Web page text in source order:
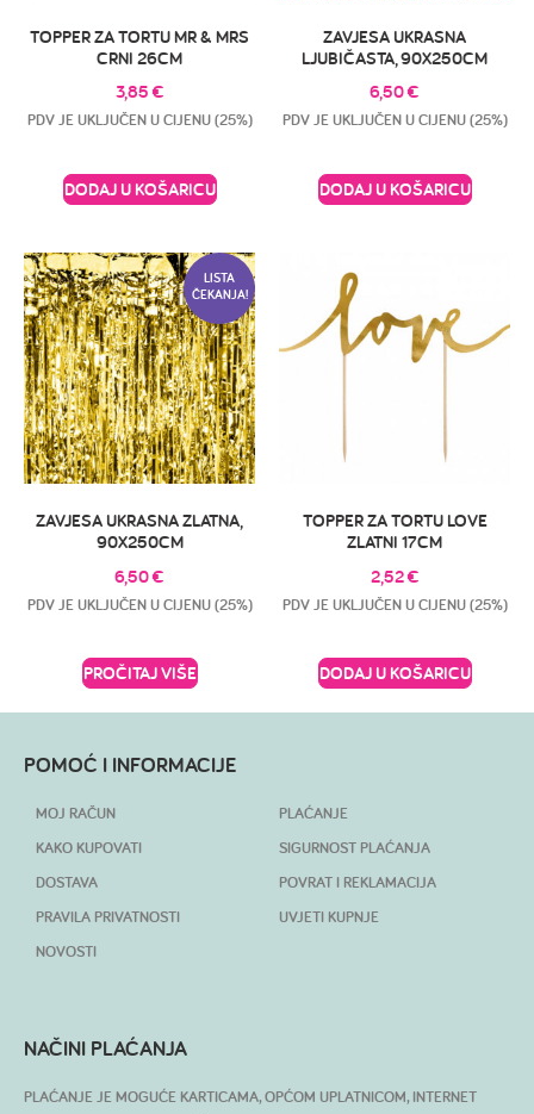
TOPPER ZA TORTU MR & MRS
CRNI 26CM
3,85 €
PDV JE UKLJUČEN U CIJENU (25%)
DODAJ U KOŠARICU
ZAVJESA UKRASNA
LJUBIČASTA, 90X250CM
6,50€
PDV JE UKLJUČEN U CIJENU (25%)
DODAJ U KOŠARICU
LISTA
ČEKANJA!
ZAVJESA UKRASNA ZLATNA,
90X250CM
6,50€
PDV JE UKLJUČEN U CIJENU (25%)
PROČITAJ VIŠE
TOPPER ZA TORTU LOVE
ZLATNI 17CM
2,52€
PDV JE UKLJUČEN U CIJENU (25%)
DODAJ U KOŠARICU
POMOĆ I INFORMACIJE
MOJ RAČUN
KAKO KUPOVATI
DOSTAVA
PRAVILA PRIVATNOSTI
NOVOSTI
PLAĆANJE
SIGURNOST PLAĆANJA
POVRAT I REKLAMACIJA
UVJETI KUPNJE
NAČINI PLAĆANJA
PLAĆANJE JE MOGUĆE KARTICAMA, OPĆOM UPLATNICOM, INTERNET